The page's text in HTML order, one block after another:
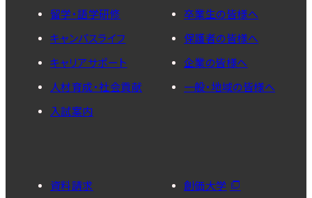
留学・語学研修
キャンパスライフ
キャリアサポート
人材育成・社会貢献
入試案内
卒業生の皆様へ
保護者の皆様へ
企業の皆様へ
一般・地域の皆様へ
資料請求
創価大学